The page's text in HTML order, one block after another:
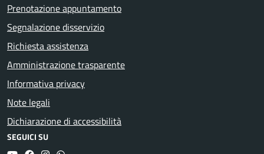
Prenotazione appuntamento
Segnalazione disservizio
Richiesta assistenza
Amministrazione trasparente
Informativa privacy
Note legali
Dichiarazione di accessibilità
SEGUICI SU